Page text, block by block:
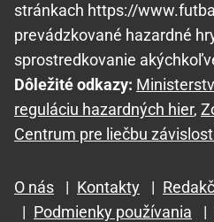
stránkach https://
prevádzkované hazardné
sprostredkovanie
Dôležité odkazy:
reguláciu hazardných hier,
Centrum pre liečbu
O nás | Kontakty |
| Podmienky používania |